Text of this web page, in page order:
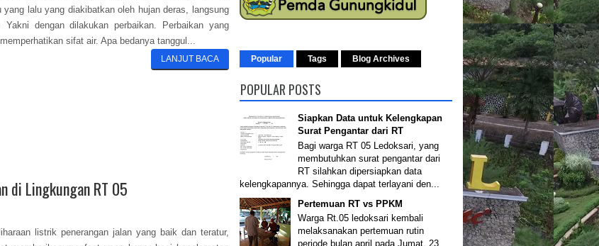
yang lalu yang diakibatkan oleh hujan deras, langsung
Yakni dengan dilakukan perbaikan. Perbaikan yang
sifat air. Apa bedanya tanggul...
LANJUT BACA
di Lingkungan RT 05
listrik penerangan jalan yang baik dan teratur,
Popular Tags Blog Archives
POPULAR POSTS
Siapkan Data untuk Kelengkapan
Surat Pengantar dari RT
Bagi warga RT 05 Ledoksari, yang
membutuhkan surat pengantar dari
RT silahkan dipersiapkan data
kelengkapannya. Sehingga dapat terlayani den...
Pertemuan RT vs PPKM
Warga Rt.05 ledoksari kembali
melaksanakan pertemuan rutin
periode bulan april pada Jumat, 23